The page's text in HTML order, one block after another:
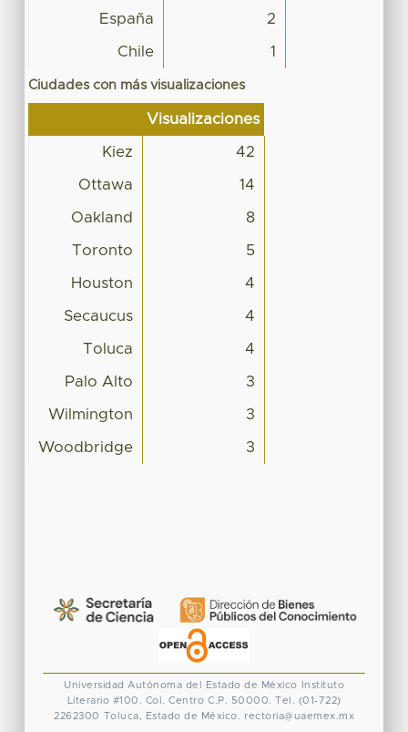
España 2
Chile 1
Ciudades con más visualizaciones
Visualizaciones
Kiez 42
Ottawa 14
Oakland 8
Toronto 5
Houston 4
Secaucus 4
Toluca 4
Palo Alto 3
Wilmington 3
Woodbridge 3
Universidad Autónoma del Estado de México
Instituto
Literario #100. Col. Centro C.P. 50000. Tel. (01-722)
2262300 Toluca, Estado de México. rectoria@uaemex.mx